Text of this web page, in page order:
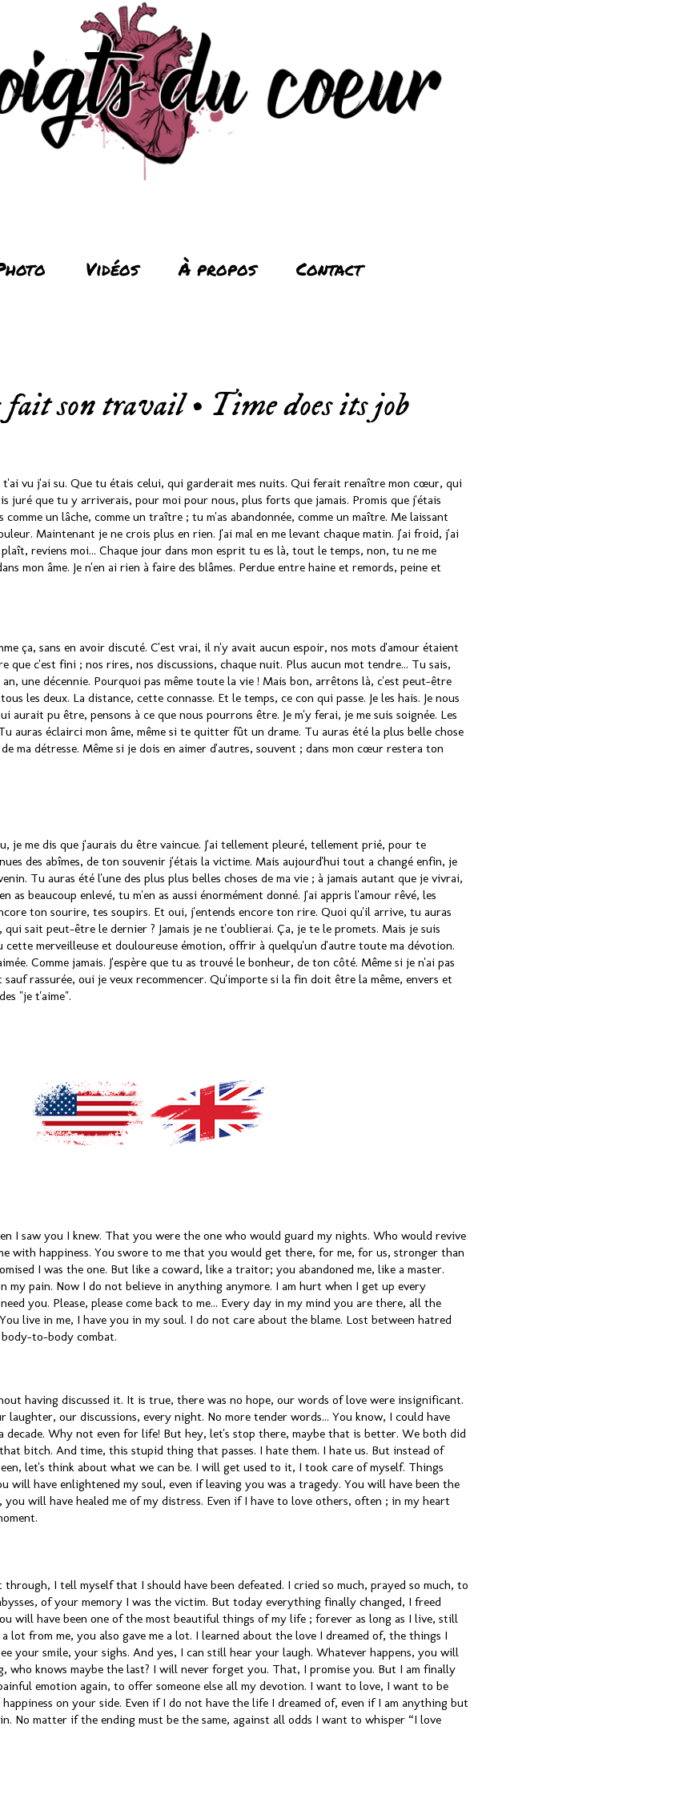
Vidéos À propos Contact
son travail • Time does its job
vu j'ai su. Que tu étais celui, qui garderait mes nuits. Qui ferait renaître mon cœur, qui
juré que tu y arriverais, pour moi pour nous, plus forts que jamais. Promis que j'étais
comme un lâche, comme un traître ; tu m'as abandonnée, comme un maître. Me laissant
Maintenant je ne crois plus en rien. J'ai mal en me levant chaque matin. J'ai froid, j'ai
reviens moi... Chaque jour dans mon esprit tu es là, tout le temps, non, tu ne me
mon âme. Je n'en ai rien à faire des blâmes. Perdue entre haine et remords, peine et
ça, sans en avoir discuté. C'est vrai, il n'y avait aucun espoir, nos mots d'amour étaient
que c'est fini ; nos rires, nos discussions, chaque nuit. Plus aucun mot tendre... Tu sais,
une décennie. Pourquoi pas même toute la vie ! Mais bon, arrêtons là, c'est peut-être
les deux. La distance, cette connasse. Et le temps, ce con qui passe. Je les hais. Je nous
aurait pu être, pensons à ce que nous pourrons être. Je m'y ferai, je me suis soignée. Les
auras éclairci mon âme, même si te quitter fût un drame. Tu auras été la plus belle chose
ma détresse. Même si je dois en aimer d'autres, souvent ; dans mon cœur restera ton
je me dis que j'aurais du être vaincue. J'ai tellement pleuré, tellement prié, pour te
des abîmes, de ton souvenir j'étais la victime. Mais aujourd'hui tout a changé enfin, je
Tu auras été l'une des plus plus belles choses de ma vie ; à jamais autant que je vivrai,
as beaucoup enlevé, tu m'en as aussi énormément donné. J'ai appris l'amour rêvé, les
ton sourire, tes soupirs. Et oui, j'entends encore ton rire. Quoi qu'il arrive, tu auras
qui sait peut-être le dernier ? Jamais je ne t'oublierai. Ça, je te le promets. Mais je suis
cette merveilleuse et douloureuse émotion, offrir à quelqu'un d'autre toute ma dévotion.
Comme jamais. J'espère que tu as trouvé le bonheur, de ton côté. Même si je n'ai pas
sauf rassurée, oui je veux recommencer. Qu'importe si la fin doit être la même, envers et
"je t'aime".
I saw you I knew. That you were the one who would guard my nights. Who would revive
with happiness. You swore to me that you would get there, for me, for us, stronger than
I was the one. But like a coward, like a traitor; you abandoned me, like a master.
my pain. Now I do not believe in anything anymore. I am hurt when I get up every
you. Please, please come back to me... Every day in my mind you are there, all the
live in me, I have you in my soul. I do not care about the blame. Lost between hatred
to-body combat.
having discussed it. It is true, there was no hope, our words of love were insignificant.
laughter, our discussions, every night. No more tender words... You know, I could have
decade. Why not even for life! But hey, let's stop there, maybe that is better. We both did
bitch. And time, this stupid thing that passes. I hate them. I hate us. But instead of
let's think about what we can be. I will get used to it, I took care of myself. Things
will have enlightened my soul, even if leaving you was a tragedy. You will have been the
will have healed me of my distress. Even if I have to love others, often ; in my heart
I tell myself that I should have been defeated. I cried so much, prayed so much, to
of your memory I was the victim. But today everything finally changed, I freed
will have been one of the most beautiful things of my life ; forever as long as I live, still
lot from me, you also gave me a lot. I learned about the love I dreamed of, the things I
your smile, your sighs. And yes, I can still hear your laugh. Whatever happens, you will
who knows maybe the last? I will never forget you. That, I promise you. But I am finally
emotion again, to offer someone else all my devotion. I want to love, I want to be
on your side. Even if I do not have the life I dreamed of, even if I am anything but
No matter if the ending must be the same, against all odds I want to whisper “I love